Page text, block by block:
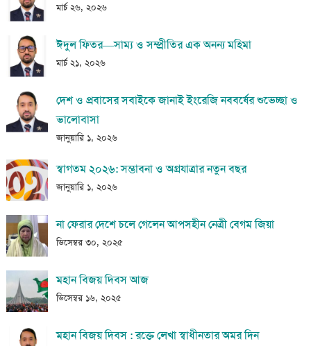
মার্চ ২৬, ২০২৬
ঈদুল ফিতর—সাম্য ও সম্প্রীতির এক অনন্য মহিমা
মার্চ ২১, ২০২৬
দেশ ও প্রবাসের সবাইকে জানাই ইংরেজি নববর্ষের শুভেচ্ছা ও
ভালোবাসা
জানুয়ারি ১, ২০২৬
স্বাগতম ২০২৬: সম্ভাবনা ও অগ্রযাত্রার নতুন বছর
জানুয়ারি ১, ২০২৬
না ফেরার দেশে চলে গেলেন আপসহীন নেত্রী বেগম জিয়া
ডিসেম্বর ৩০, ২০২৫
মহান বিজয় দিবস আজ
ডিসেম্বর ১৬, ২০২৫
মহান বিজয় দিবস : রক্তে লেখা স্বাধীনতার অমর দিন